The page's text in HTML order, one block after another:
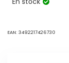
EAN: 3492217426730